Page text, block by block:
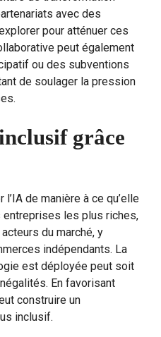
avec des
pour atténuer ces
peut également
ou des subventions
de soulager la pression
grâce
de manière à ce qu’elle
les plus riches,
du marché, y
indépendants. La
est déployée peut soit
En favorisant
construire un
inclusif.